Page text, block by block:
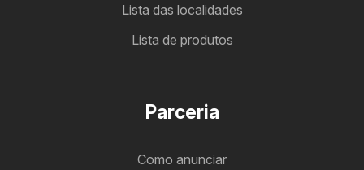
Lista das localidades
Lista de produtos
Parceria
Como anunciar